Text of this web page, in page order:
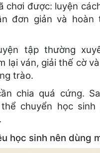
chơi được: luyện
đơn giản và hoàn
tập thường
lại ván, giải thế cờ
trào.
chia quá cứng.
chuyển học sinh
học sinh nên dùng